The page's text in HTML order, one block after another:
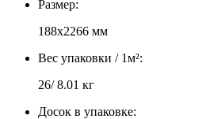
Размер:
188х2266 мм
Вес упаковки / 1м²:
26/ 8.01 кг
Досок в упаковке: